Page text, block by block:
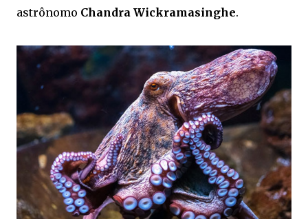
astrônomo Chandra Wickramasinghe.